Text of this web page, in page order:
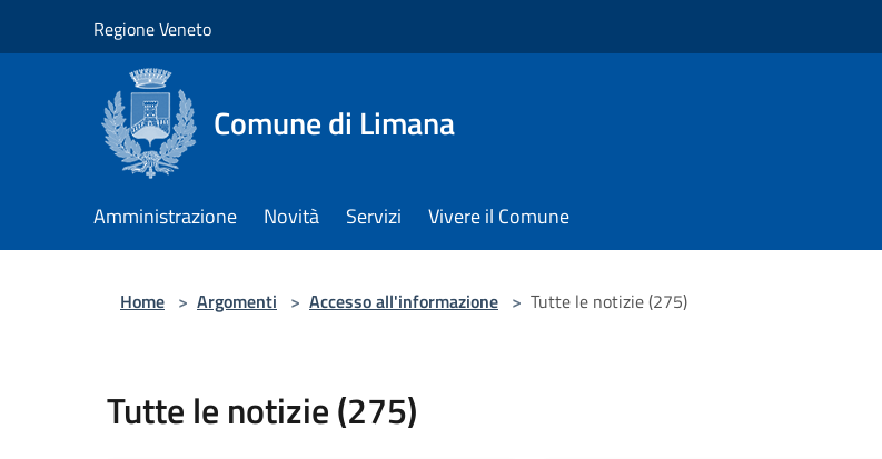
Regione Veneto
Comune di Limana
Amministrazione Novità Servizi Vivere il Comune
Home > Argomenti > Accesso all'informazione > Tutte le notizie (275)
Tutte le notizie (275)